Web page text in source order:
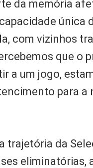
da memória
única
com vizinhos
que o
a um jogo,
para a
trajetória da
eliminatórias,